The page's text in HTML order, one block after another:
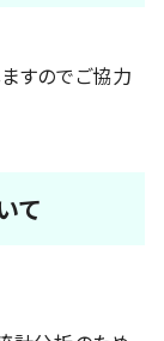
すのでご協力
て